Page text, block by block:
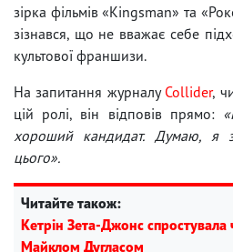
зірка фільмів «Kingsman» та
зізнався, що не вважає себе
культової франшизи.
На запитання журналу Collider,
цій ролі, він відповів прямо:
хороший кандидат. Думаю, я
цього».
Читайте також:
Кетрін Зета-Джонс
Майклом Дугласом